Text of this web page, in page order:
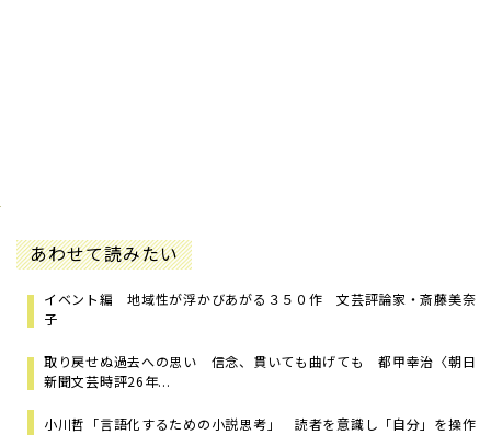
あわせて読みたい
イベント編 地域性が浮かびあがる３５０作 文芸評論家・斎藤美奈
子
取り戻せぬ過去への思い 信念、貫いても曲げても 都甲幸治〈朝日
新聞文芸時評26年...
小川哲「言語化するための小説思考」 読者を意識し「自分」を操作